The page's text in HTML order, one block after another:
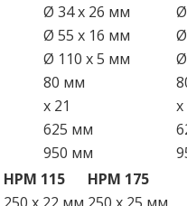
Ø 34 x 26 мм
Ø 55 x 16 мм
Ø 110 x 5 мм
80 мм
x 21
x
625 мм
950 мм
HPM 115
HPM 175